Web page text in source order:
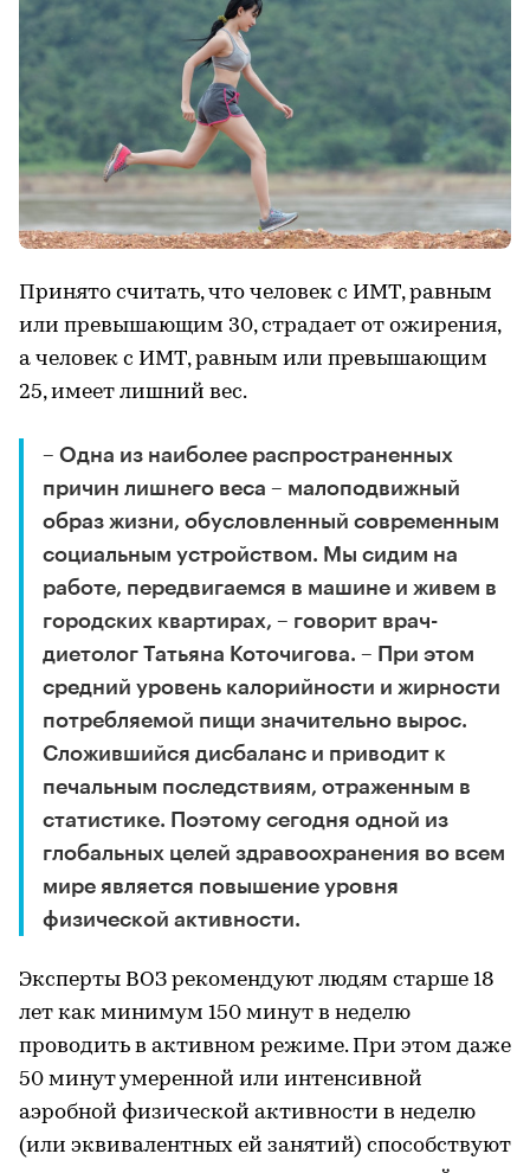
Принято считать, что человек с ИМТ, равным
или превышающим 30, страдает от ожирения,
а человек с ИМТ, равным или превышающим
25, имеет лишний вес.
– Одна из наиболее распространенных
причин лишнего веса – малоподвижный
образ жизни, обусловленный современным
социальным устройством. Мы сидим на
работе, передвигаемся в машине и живем в
городских квартирах, – говорит врач-
диетолог Татьяна Коточигова. – При этом
средний уровень калорийности и жирности
потребляемой пищи значительно вырос.
Сложившийся дисбаланс и приводит к
печальным последствиям, отраженным в
статистике. Поэтому сегодня одной из
глобальных целей здравоохранения во всем
мире является повышение уровня
физической активности.
Эксперты ВОЗ рекомендуют людям старше 18
лет как минимум 150 минут в неделю
проводить в активном режиме. При этом даже
50 минут умеренной или интенсивной
аэробной физической активности в неделю
(или эквивалентных ей занятий) способствуют